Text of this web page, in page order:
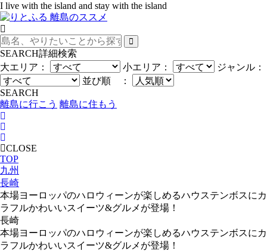
I live with the island and stay with the island
SEARCH詳細検索
大エリア：
小エリア：
ジャンル：
並び順 ：
SEARCH
離島に行こう 離島に住もう
CLOSE
TOP
九州
長崎
本場ヨーロッパのハロウィーンが楽しめるハウステンボスにカ
ラフルかわいいスイーツ&グルメが登場！
長崎
本場ヨーロッパのハロウィーンが楽しめるハウステンボスにカ
ラフルかわいいスイーツ&グルメが登場！